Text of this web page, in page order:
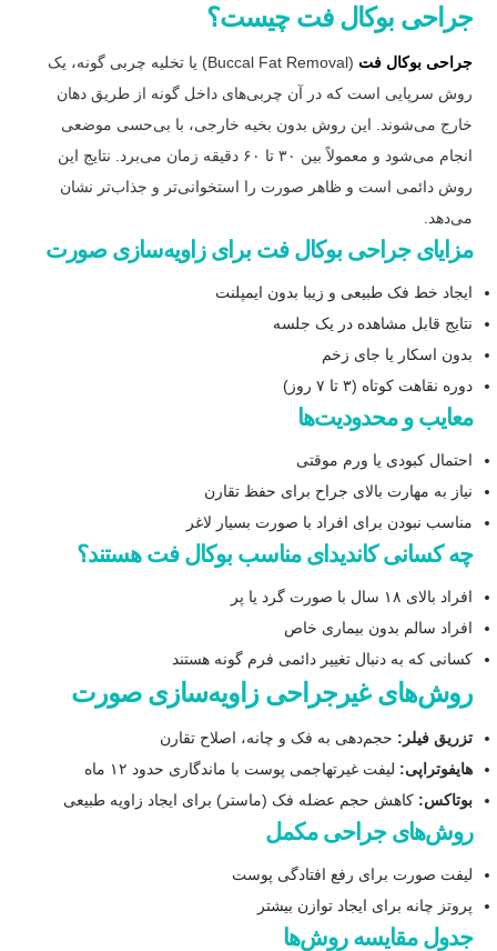
جراحی بوکال فت چیست؟
جراحی بوکال فت
(Buccal Fat Removal) یا تخلیه چربی گونه، یک
روش سرپایی است که در آن چربی‌های داخل گونه از طریق دهان
خارج می‌شوند. این روش بدون بخیه خارجی، با بی‌حسی موضعی
انجام می‌شود و معمولاً بین ۳۰ تا ۶۰ دقیقه زمان می‌برد. نتایج این
روش دائمی است و ظاهر صورت را استخوانی‌تر و جذاب‌تر نشان
می‌دهد.
مزایای جراحی بوکال فت برای زاویه‌سازی صورت
ایجاد خط فک طبیعی و زیبا بدون ایمپلنت
نتایج قابل مشاهده در یک جلسه
بدون اسکار یا جای زخم
دوره نقاهت کوتاه (۳ تا ۷ روز)
معایب و محدودیت‌ها
احتمال کبودی یا ورم موقتی
نیاز به مهارت بالای جراح برای حفظ تقارن
مناسب نبودن برای افراد با صورت بسیار لاغر
چه کسانی کاندیدای مناسب بوکال فت هستند؟
افراد بالای ۱۸ سال با صورت گرد یا پر
افراد سالم بدون بیماری خاص
کسانی که به دنبال تغییر دائمی فرم گونه هستند
روش‌های غیرجراحی زاویه‌سازی صورت
تزریق فیلر: حجم‌دهی به فک و چانه، اصلاح تقارن
هایفوتراپی: لیفت غیرتهاجمی پوست با ماندگاری حدود ۱۲ ماه
بوتاکس: کاهش حجم عضله فک (ماستر) برای ایجاد زاویه طبیعی
روش‌های جراحی مکمل
لیفت صورت برای رفع افتادگی پوست
پروتز چانه برای ایجاد توازن بیشتر
جدول مقایسه روش‌ها